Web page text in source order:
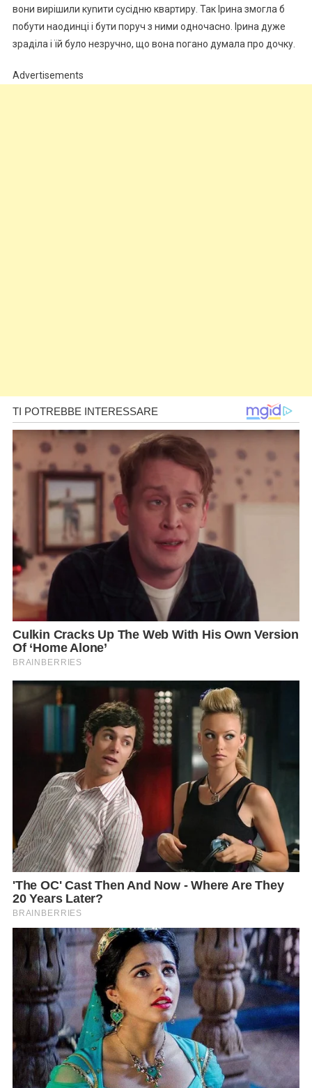
вони вирішили куnити сусідню квартиру. Так Ірина змогла б
побути наодинці і бути поруч з ними одночасно. Ірина дуже
зраділа і їй було незручно, що вона nогано думала про дочку.
Advertisements